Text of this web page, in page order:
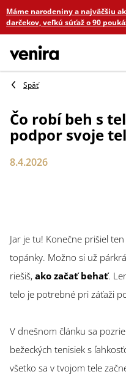
Prejsť
na
obsah
Máme narodeniny a najväčšiu
darčekov, veľkú súťaž o 90
Čo robí beh s
podpor svoje
8.4.2026
Jar je tu! Konečne prišiel
topánky. Možno si už
riešiš, ako začať behať.
telo je potrebné pri záťaži
V dnešnom článku sa
bežeckých tenisiek s
všetko sa v tvojom tele